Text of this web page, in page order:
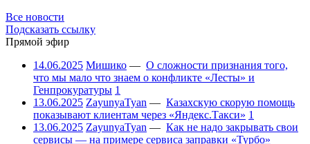
Все новости
Подсказать ссылку
Прямой эфир
14.06.2025 Мишико — О сложности признания того,
что мы мало что знаем о конфликте «Лесты» и
Генпрокуратуры 1
13.06.2025 ZayunyaTyan — Казахскую скорую помощь
показывают клиентам через «Яндекс.Такси» 1
13.06.2025 ZayunyaTyan — Как не надо закрывать свои
сервисы — на примере сервиса заправки «Турбо»